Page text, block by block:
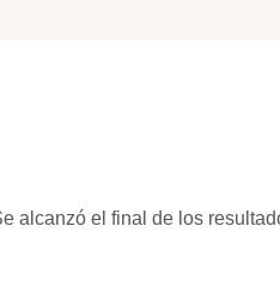
alcanzó el final de los